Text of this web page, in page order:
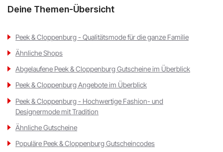
Deine Themen-Übersicht
Peek & Cloppenburg - Qualitätsmode für die ganze Familie
Ähnliche Shops
Abgelaufene Peek & Cloppenburg Gutscheine im Überblick
Peek & Cloppenburg Angebote im Überblick
Peek & Cloppenburg - Hochwertige Fashion- und
Designermode mit Tradition
Ähnliche Gutscheine
Populäre Peek & Cloppenburg Gutscheincodes